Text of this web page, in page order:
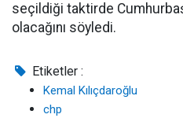
seçildiği taktirde
olacağını söyledi.
Etiketler :
Kemal Kılıçdaroğlu
chp